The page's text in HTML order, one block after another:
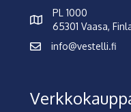
PL 1000
65301 Vaasa,
info@vestelli.fi